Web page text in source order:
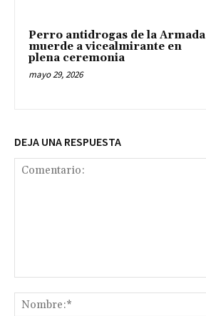
Perro antidrogas de la Armada
muerde a vicealmirante en
plena ceremonia
mayo 29, 2026
DEJA UNA RESPUESTA